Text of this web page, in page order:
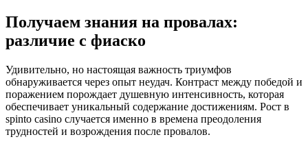
Получаем знания на провалах:
различие с фиаско
Удивительно, но настоящая важность триумфов
обнаруживается через опыт неудач. Контраст между победой и
поражением порождает душевную интенсивность, которая
обеспечивает уникальный содержание достижениям. Рост в
spinto casino случается именно в времена преодоления
трудностей и возрождения после провалов.